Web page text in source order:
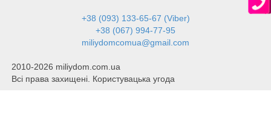
+38 (093) 133-65-67 (Viber)
+38 (067) 994-77-95
miliydomcomua@gmail.com
2010-2026 miliydom.com.ua
Всі права захищені. Користувацька угода